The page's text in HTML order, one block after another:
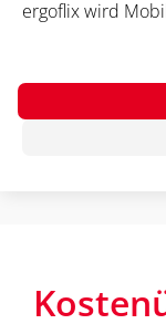
ergoflix wird